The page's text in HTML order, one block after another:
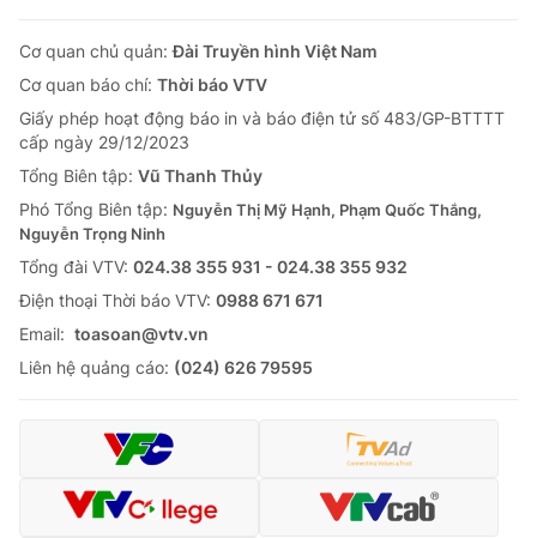
Cơ quan chủ quản:Đài Truyền hình Việt Nam
Cơ quan báo chí: Thời báo VTV
Giấy phép hoạt động báo in và báo điện tử số 483/GP-BTTTT
cấp ngày 29/12/2023
Tổng Biên tập: Vũ Thanh Thủy
Phó Tổng Biên tập: Nguyễn Thị Mỹ Hạnh, Phạm Quốc Thắng,
Nguyễn Trọng Ninh
Tổng đài VTV: 024.38 355 931 - 024.38 355 932
Ðiện thoại Thời báo VTV: 0988 671 671
Email: toasoan@vtv.vn
Liên hệ quảng cáo: (024) 626 79595